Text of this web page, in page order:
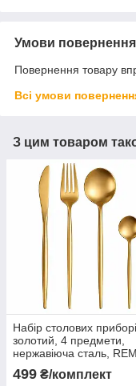
Умови повернення
Повернення товару
Всі умови
З цим товаром
Набір столових
золотий, 4 предмети,
нержавіюча сталь,
499 ₴/комплект